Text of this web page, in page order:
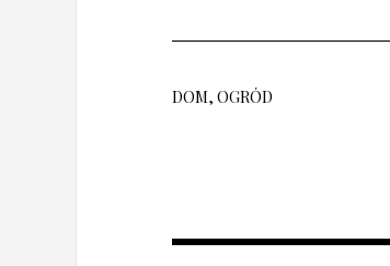
DOM, OGRÓD